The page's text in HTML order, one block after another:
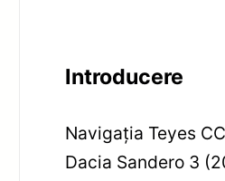
Introducere
Navigația Teyes
Dacia Sandero 3